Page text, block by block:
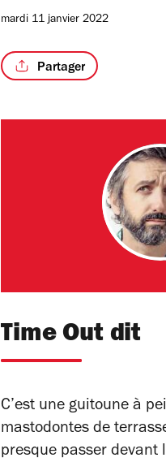
mardi 11 janvier 2022
Partager
Time Out dit
C’est une guitoune à
mastodontes de
presque passer devant